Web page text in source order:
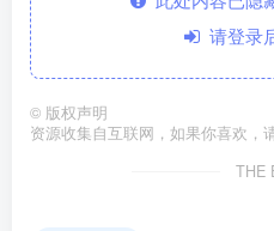
请登录
© 版权声明
资源收集自互联网，如果你喜欢，
THE